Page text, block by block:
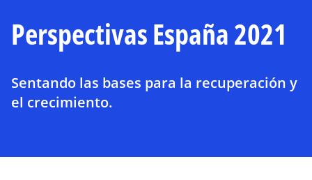
Perspectivas España 2021
Sentando las bases para la recuperación y
el crecimiento.